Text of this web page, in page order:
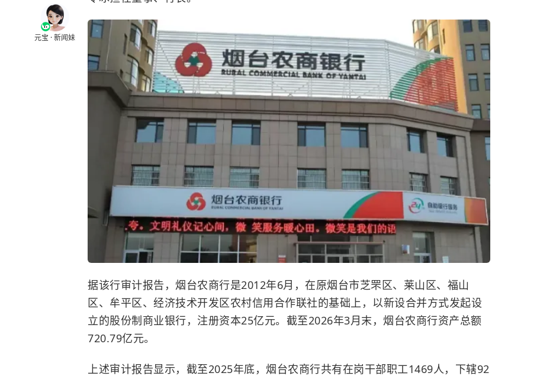
元宝 · 新闻妹
据该行审计报告，烟台农商行是2012年6月，在原烟台市芝罘区、莱山区、福山
区、牟平区、经济技术开发区农村信用合作联社的基础上，以新设合并方式发起设
立的股份制商业银行，注册资本25亿元。截至2026年3月末，烟台农商行资产总额
720.79亿元。
上述审计报告显示，截至2025年底，烟台农商行共有在岗干部职工1469人，下辖92